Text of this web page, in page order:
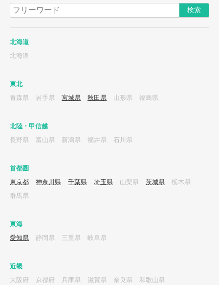
北海道
北海道
東北
青森県
岩手県 宮城県 秋田県 山形県 福島県
北陸・甲信越
長野県
富山県 新潟県 福井県 石川県
首都圏
東京都
神奈川県 千葉県 埼玉県 山梨県 茨城県
栃木県
群馬県
東海
愛知県
静岡県 三重県 岐阜県
近畿
大阪府
京都府 兵庫県 滋賀県 奈良県 和歌山県